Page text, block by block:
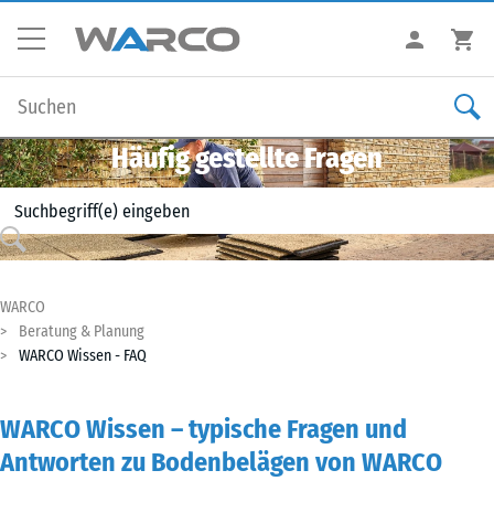
Häufig gestellte Fragen
WARCO
Beratung & Planung
WARCO Wissen - FAQ
WARCO Wissen – typische Fragen und
Antworten zu Bodenbelägen von WARCO